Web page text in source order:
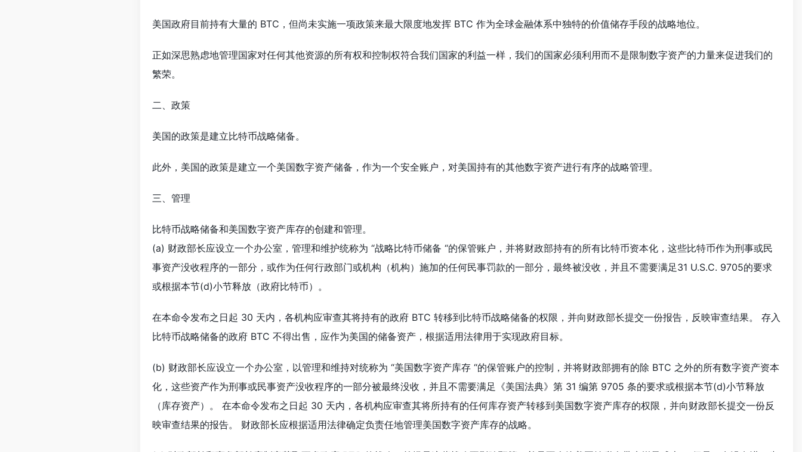
美国政府目前持有大量的 BTC，但尚未实施一项政策来最大限度地发挥 BTC 作为全球金融体系中独特的价值储存手段的战略地位。
正如深思熟虑地管理国家对任何其他资源的所有权和控制权符合我们国家的利益一样，我们的国家必须利用而不是限制数字资产的力量来促进我们的
繁荣。
二、政策
美国的政策是建立比特币战略储备。
此外，美国的政策是建立一个美国数字资产储备，作为一个安全账户，对美国持有的其他数字资产进行有序的战略管理。
三、管理
比特币战略储备和美国数字资产库存的创建和管理。
(a) 财政部长应设立一个办公室，管理和维护统称为 “战略比特币储备 “的保管账户，并将财政部持有的所有比特币资本化，这些比特币作为刑事或民
事资产没收程序的一部分，或作为任何行政部门或机构（机构）施加的任何民事罚款的一部分，最终被没收，并且不需要满足31 U.S.C. 9705的要求
或根据本节(d)小节释放（政府比特币）。
在本命令发布之日起 30 天内，各机构应审查其将持有的政府 BTC 转移到比特币战略储备的权限，并向财政部长提交一份报告，反映审查结果。 存入
比特币战略储备的政府 BTC 不得出售，应作为美国的储备资产，根据适用法律用于实现政府目标。
(b) 财政部长应设立一个办公室，以管理和维持对统称为 “美国数字资产库存 “的保管账户的控制，并将财政部拥有的除 BTC 之外的所有数字资产资本
化，这些资产作为刑事或民事资产没收程序的一部分被最终没收，并且不需要满足《美国法典》第 31 编第 9705 条的要求或根据本节(d)小节释放
（库存资产）。 在本命令发布之日起 30 天内，各机构应审查其将所持有的任何库存资产转移到美国数字资产库存的权限，并向财政部长提交一份反
映审查结果的报告。 财政部长应根据适用法律确定负责任地管理美国数字资产库存的战略。